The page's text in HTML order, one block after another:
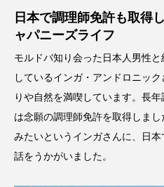
日本で調理師免許も取得
ャパニーズライフ
モルドバ知り会った日本人男性
しているインガ・アンドロニッ
りや自然を満喫しています。長
は念願の調理師免許を取得しま
みたいというインガさんに、日
話をうかがいました。